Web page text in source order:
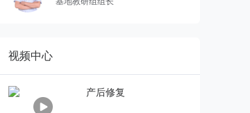
视频中心
产后修复